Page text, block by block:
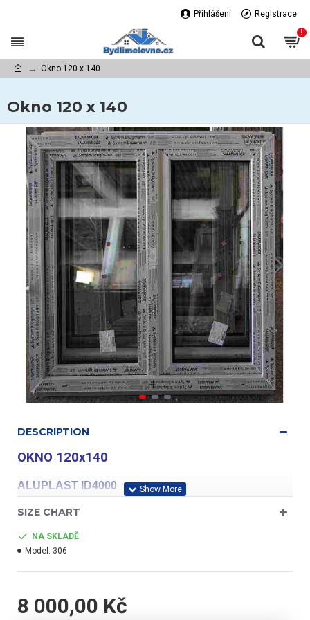
Přihlášení Registrace
!
Okno 120 x 140
Okno 120 x 140
DESCRIPTION
OKNO 120x140
ALUPLAST ID4000
SIZE CHART
NA SKLADĚ
Model: 306
8 000,00 Kč